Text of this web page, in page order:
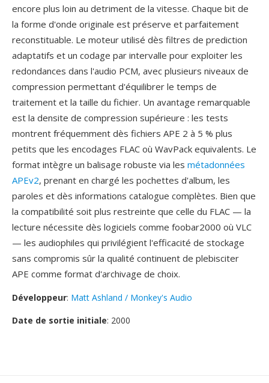
encore plus loin au detriment de la vitesse. Chaque bit de
la forme d'onde originale est préserve et parfaitement
reconstituable. Le moteur utilisé dès filtres de prediction
adaptatifs et un codage par intervalle pour exploiter les
redondances dans l'audio PCM, avec plusieurs niveaux de
compression permettant d'équilibrer le temps de
traitement et la taille du fichier. Un avantage remarquable
est la densite de compression supérieure : les tests
montrent fréquemment dès fichiers APE 2 à 5 % plus
petits que les encodages FLAC où WavPack equivalents. Le
format intègre un balisage robuste via les métadonnées
APEv2, prenant en chargé les pochettes d'album, les
paroles et dès informations catalogue complètes. Bien que
la compatibilité soit plus restreinte que celle du FLAC — la
lecture nécessite dès logiciels comme foobar2000 où VLC
— les audiophiles qui privilégient l'efficacité de stockage
sans compromis sûr la qualité continuent de plebisciter
APE comme format d'archivage de choix.
Développeur: Matt Ashland / Monkey's Audio
Date de sortie initiale: 2000